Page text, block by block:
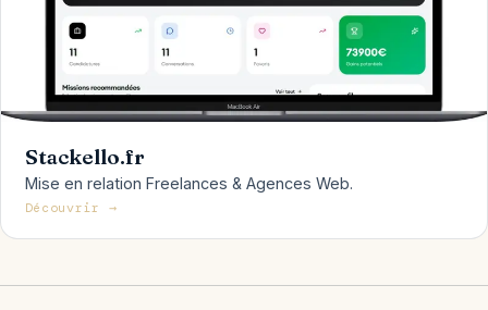
Stackello.fr
Mise en relation Freelances & Agences Web.
Découvrir →